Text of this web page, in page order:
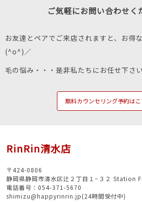
ご気軽にお問い合わせ
お友達とペアでご来店されますと、お得
(^o^)／
毛の悩み・・・是非私たちにお任せ下さ
無料カウンセリング予約はこ
RinRin清水店
〒424-0806
静岡県静岡市清水区辻２丁目１−３２ Station
電話番号：054-371-5670
shimizu@happyrinrin.jp(24時間受付中)